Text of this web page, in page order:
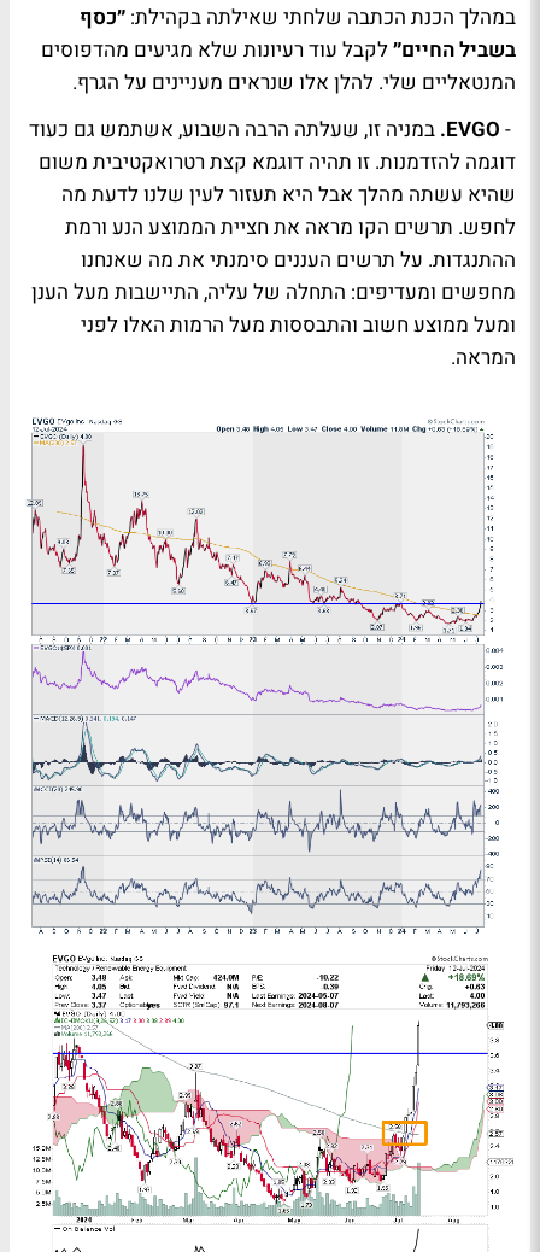
במהלך הכנת הכתבה שלחתי שאילתה בקהילת: ״כסף
בשביל החיים״לקבל עוד רעיונות שלא מגיעים מהדפוסים
המנטאליים שלי. להלן אלו שנראים מעניינים על הגרף.
-
EVGO
. במניה זו, שעלתה הרבה השבוע, אשתמש גם כעוד
דוגמה להזדמנות. זו תהיה דוגמא קצת רטרואקטיבית משום
שהיא עשתה מהלך אבל היא תעזור לעין שלנו לדעת מה
לחפש. תרשים הקו מראה את חציית הממוצע הנע ורמת
ההתנגדות. על תרשים העננים סימנתי את מה שאנחנו
מחפשים ומעדיפים: התחלה של עליה, התיישבות מעל הענן
ומעל ממוצע חשוב והתבססות מעל הרמות האלו לפני
המראה.